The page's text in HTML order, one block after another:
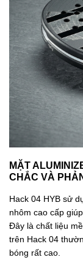
MẶT
CHẮC VÀ
Hack 04 HYB sử
nhôm cao cấp
Đây là chất liệu
trên Hack 04
bóng rất cao.